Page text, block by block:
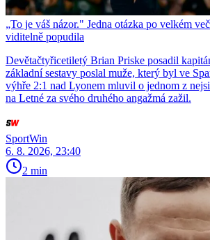
„To je váš názor." Jedna otázka po velkém
viditelně popudila
Devětačtyřicetiletý Brian Priske posadil
základní sestavy poslal muže, který byl ve
výhře 2:1 nad Lyonem mluvil o jednom z
na Letné za svého druhého angažmá zažil.
SportWin
6. 8. 2026, 23:40
2 min